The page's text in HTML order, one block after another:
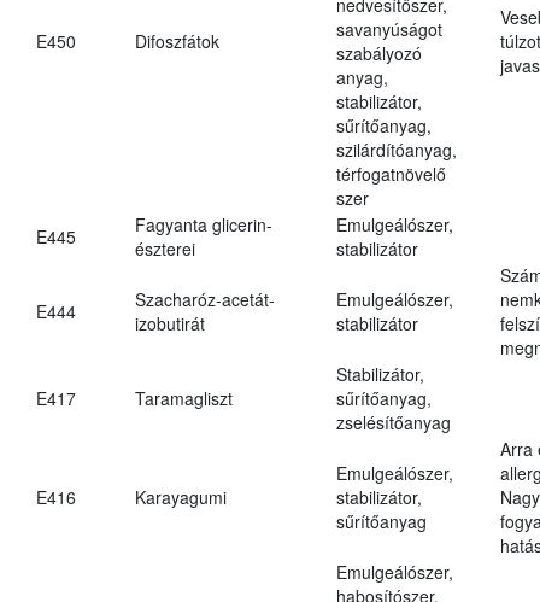
E450 Difoszfátok
savanyúságot
szabályozó
anyag,
stabilizátor,
sűrítőanyag,
szilárdítóanyag,
térfogatnövelő
szer
E445
Fagyanta glicerin-
észterei
Emulgeálószer,
stabilizátor
E444
Szacharóz-acetát-
izobutirát
Emulgeálószer,
stabilizátor
E417 Taramagliszt
Stabilizátor,
sűrítőanyag,
zselésítőanyag
E416 Karayagumi
Emulgeálószer,
stabilizátor,
sűrítőanyag
Arra
Emulgeálószer,
habosítószer,